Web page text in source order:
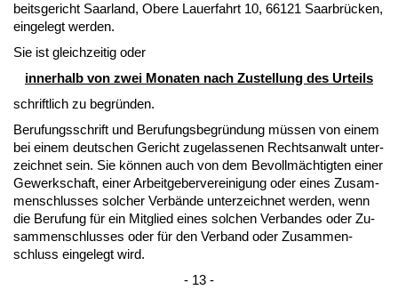
beits­ge­richt Saar­land, Obe­re Lau­er­fahrt 10, 66121 Saarbrücken,
ein­ge­legt wer­den.
Sie ist gleich­zei­tig oder
in­ner­halb von zwei Mo­na­ten nach Zu­stel­lung des Ur­teils
schrift­lich zu be­gründen.
Be­ru­fungs­schrift und Be­ru­fungs­be­gründung müssen von ei­nem
bei ei­nem deut­schen Ge­richt zu­ge­las­se­nen Rechts­an­walt un­ter­
zeich­net sein. Sie können auch von dem Be­vollmäch­tig­ten ei­ner
Ge­werk­schaft, ei­ner Ar­beit­ge­ber­ver­ei­ni­gung oder ei­nes Zu­sam­
men­schlus­ses sol­cher Verbände un­ter­zeich­net wer­den, wenn
die Be­ru­fung für ein Mit­glied ei­nes sol­chen Ver­ban­des oder Zu­
sam­men­schlus­ses oder für den Ver­band oder Zu­sam­men­
schluss ein­ge­legt wird.
- 13 -